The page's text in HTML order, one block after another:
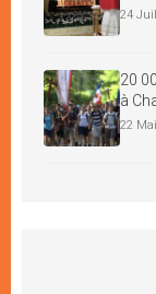
24
20
à
22